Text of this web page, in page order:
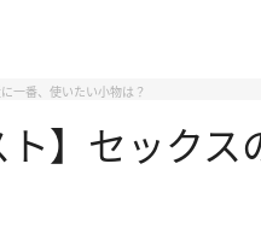
一番、使いたい小物は？
ト】セック